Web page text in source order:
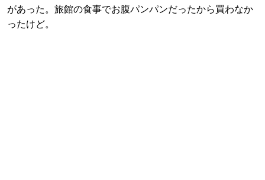
があった。旅館の食事でお腹パンパンだったから買わなか
ったけど。